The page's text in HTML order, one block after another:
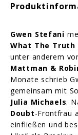
Gwen Stefani
What The Truth
unter anderem
Mattman &
Monate schrieb
gemeinsam mit
Julia Michaels.
Doubt-Frontfrau
einfließen und